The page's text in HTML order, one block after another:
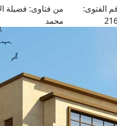
الفتوى:
من فتاوى: فضيلة
محمد